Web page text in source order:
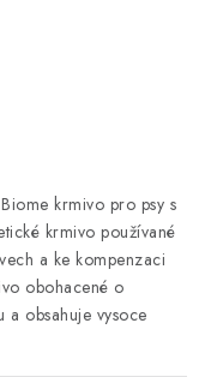
krmivo pro psy s
krmivo používané
a ke kompenzaci
obohacené o
a obsahuje vysoce